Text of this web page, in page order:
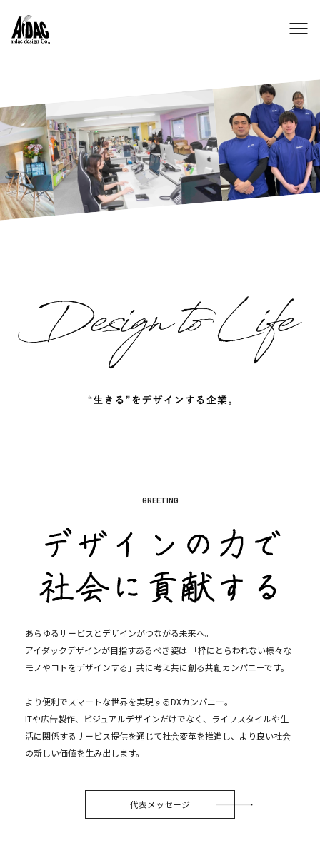
GREETING
あらゆるサービスとデザインがつながる未来へ。
アイダックデザインが目指すあるべき姿は 「枠にとらわれない様々な
モノやコトをデザインする」共に考え共に創る共創カンパニーです。
より便利でスマートな世界を実現するDXカンパニー。
ITや広告製作、ビジュアルデザインだけでなく、ライフスタイルや生
活に関係するサービス提供を通じて社会変革を推進し、より良い社会
の新しい価値を生み出します。
代表メッセージ